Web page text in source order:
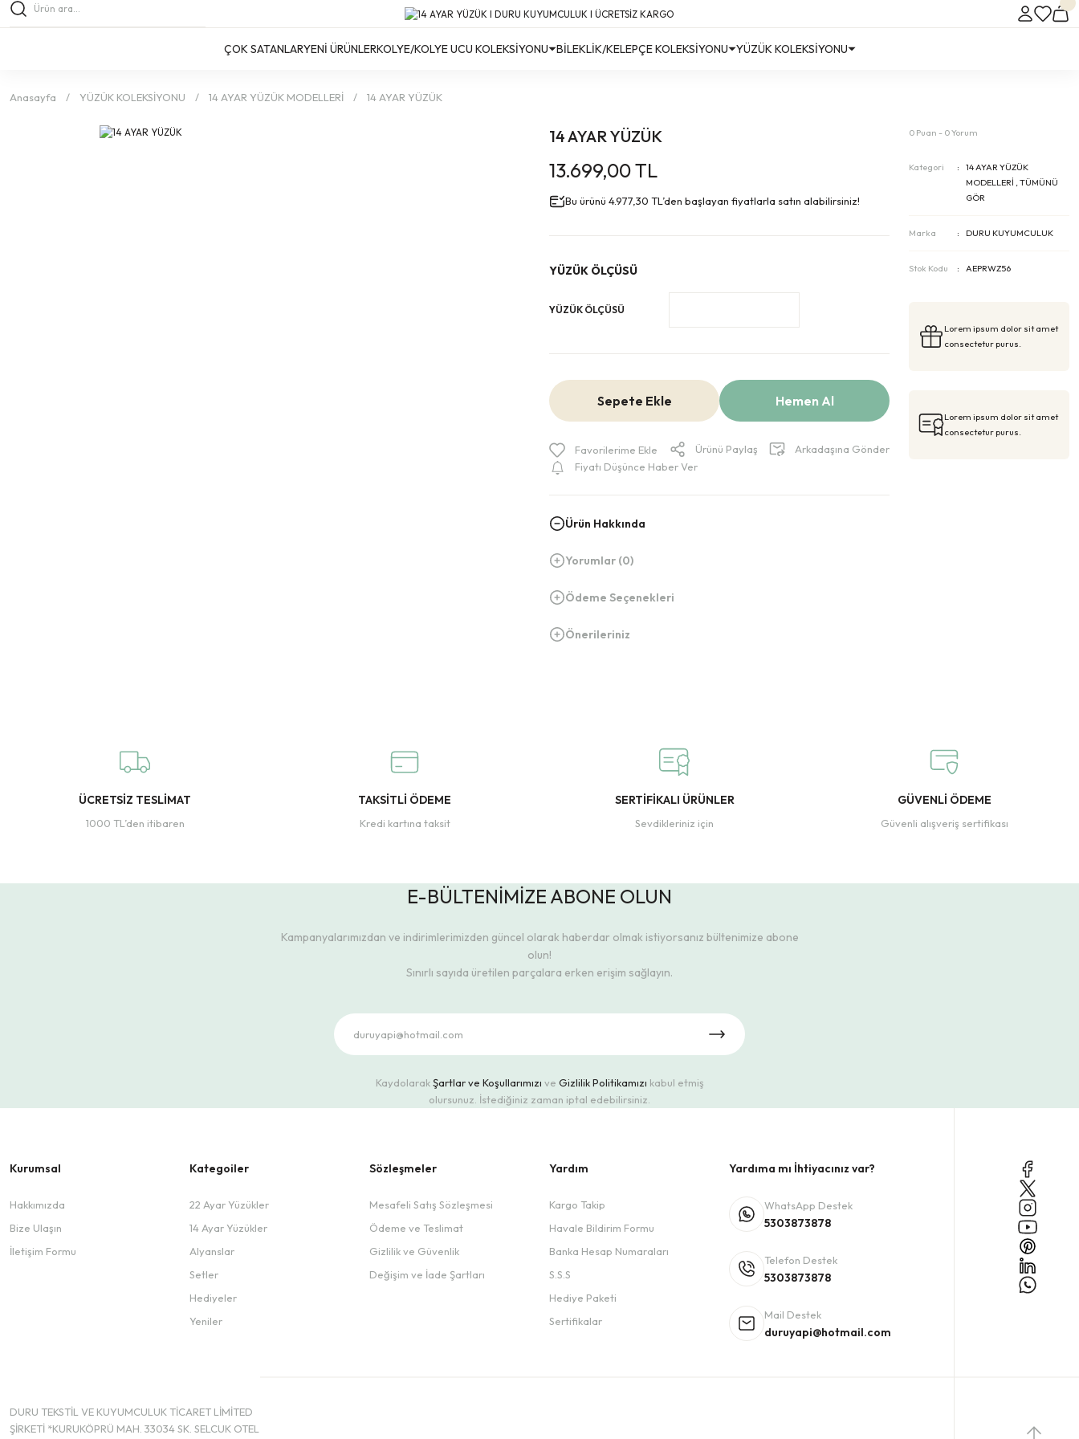
Türkiye’nin Her Yerine Ücretsiz Kargo!
Türkiye’nin Her Yerine Ücretsiz Kargo! #2
Türkiye’nin Her Yerine Ücretsiz Kargo! #3
ÇOK SATANLARYENİ ÜRÜNLERKOLYE/KOLYE UCU KOLEKSİYONU BİLEKLİK/KELEPÇE KOLEKSİYONU YÜZÜK KOLEKSİYONU
Anasayfa YÜZÜK KOLEKSİYONU 14 AYAR YÜZÜK MODELLERİ 14 AYAR YÜZÜK
14 AYAR YÜZÜK
13.699,00 TL
Bu ürünü 4.977,30 TL’den başlayan fiyatlarla satın alabilirsiniz!
YÜZÜK ÖLÇÜSÜ
YÜZÜK ÖLÇÜSÜ
Sepete Ekle Hemen Al
Ürünü Paylaş
Arkadaşına Gönder
Fiyatı Düşünce Haber Ver
Ürün Hakkında
Yorumlar (0)
Ödeme Seçenekleri
Önerileriniz
0 Puan - 0 Yorum
Kategori
14 AYAR YÜZÜK
MODELLERİ ,TÜMÜNÜ
GÖR
Marka DURU KUYUMCULUK
Stok Kodu AEPRWZ56
Lorem ipsum dolor sit amet
consectetur purus.
Lorem ipsum dolor sit amet
consectetur purus.
ÜCRETSİZ TESLİMAT
1000 TL’den itibaren
TAKSİTLİ ÖDEME
Kredi kartına taksit
SERTİFİKALI ÜRÜNLER
Sevdikleriniz için
GÜVENLİ ÖDEME
Güvenli alışveriş sertifikası
E-BÜLTENİMİZE ABONE OLUN
Kampanyalarımızdan ve indirimlerimizden güncel olarak haberdar olmak istiyorsanız bültenimize abone
olun!
Sınırlı sayıda üretilen parçalara erken erişim sağlayın.
KaydolarakŞartlar ve Koşullarımızı ve Gizlilik Politikamızı kabul etmiş
olursunuz. İstediğiniz zaman iptal edebilirsiniz.
Kurumsal
Hakkımızda
Bize Ulaşın
İletişim Formu
Kategoiler
22 Ayar Yüzükler
14 Ayar Yüzükler
Alyanslar
Setler
Hediyeler
Yeniler
Sözleşmeler
Mesafeli Satış Sözleşmesi
Ödeme ve Teslimat
Gizlilik ve Güvenlik
Değişim ve İade Şartları
Yardım
Kargo Takip
Havale Bildirim Formu
Banka Hesap Numaraları
S.S.S
Hediye Paketi
Sertifikalar
Yardıma mı İhtiyacınız var?
WhatsApp Destek
5303873878
Telefon Destek
5303873878
Mail Destek
duruyapi@hotmail.com
DURU TEKSTİL VE KUYUMCULUK TİCARET LİMİTED
ŞİRKETİ *KURUKÖPRÜ MAH. 33034 SK. SELCUK OTEL